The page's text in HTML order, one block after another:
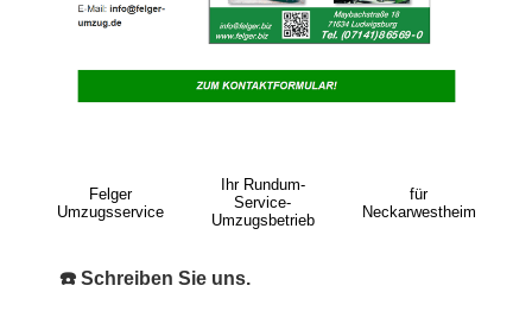
Felger
Umzugsservice
Ihr Rundum-
Service-
Umzugsbetrieb
für
Neckarwestheim
☎️ Schreiben Sie uns.